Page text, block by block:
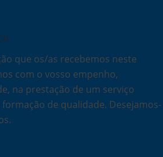
que os/as recebemos neste
com o vosso empenho,
na prestação de um serviço
de qualidade. Desejamos-